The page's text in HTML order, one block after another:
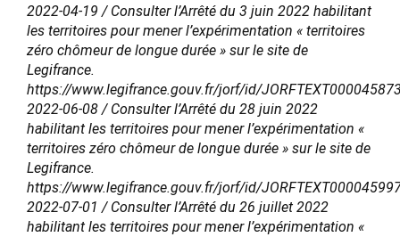
2022-04-19 / Consulter l’Arrêté du 3 juin 2022 habilitant
les territoires pour mener l’expérimentation « territoires
zéro chômeur de longue durée » sur le site de
Legifrance.
https://www.legifrance.gouv.fr/jorf/id/
2022-06-08 / Consulter l’Arrêté du 28 juin 2022
habilitant les territoires pour mener l’expérimentation «
territoires zéro chômeur de longue durée » sur le site de
Legifrance.
https://www.legifrance.gouv.fr/jorf/id/
2022-07-01 / Consulter l’Arrêté du 26 juillet 2022
habilitant les territoires pour mener l’expérimentation «